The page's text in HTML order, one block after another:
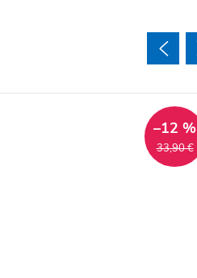
33,90 €
–12 %